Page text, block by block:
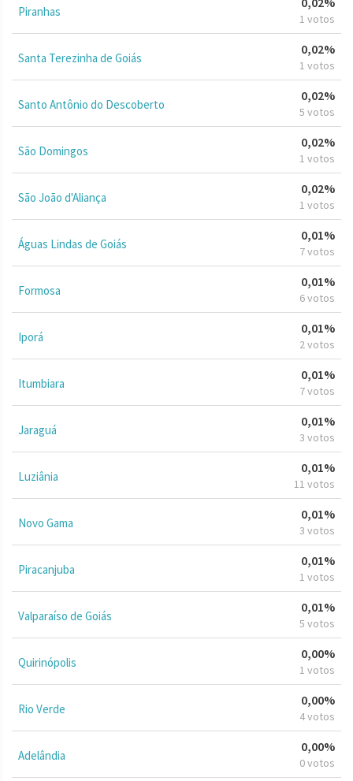
Piranhas 1 votos
Santa Terezinha de Goiás
0,02%
1 votos
Santo Antônio do Descoberto
0,02%
5 votos
São Domingos
0,02%
1 votos
São João d'Aliança
0,02%
1 votos
Águas Lindas de Goiás
0,01%
7 votos
Formosa
0,01%
6 votos
Iporá
0,01%
2 votos
Itumbiara
0,01%
7 votos
Jaraguá
0,01%
3 votos
Luziânia
0,01%
11 votos
Novo Gama
0,01%
3 votos
Piracanjuba
0,01%
1 votos
Valparaíso de Goiás
0,01%
5 votos
Quirinópolis
0,00%
1 votos
Rio Verde
0,00%
4 votos
Adelândia
0,00%
0 votos